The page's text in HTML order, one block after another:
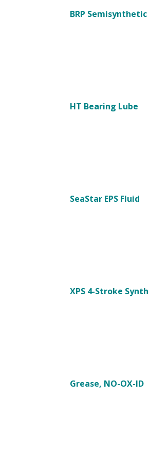
BRP
HT Bearing Lube
SeaStar EPS Fluid
XPS 4-Stroke
Grease, NO-OX-ID